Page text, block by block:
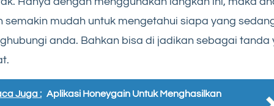
semakin mudah untuk mengetahui siapa yang
anda. Bahkan bisa di jadikan sebagai tanda
Juga : Aplikasi Honeygain Untuk Menghasilkan